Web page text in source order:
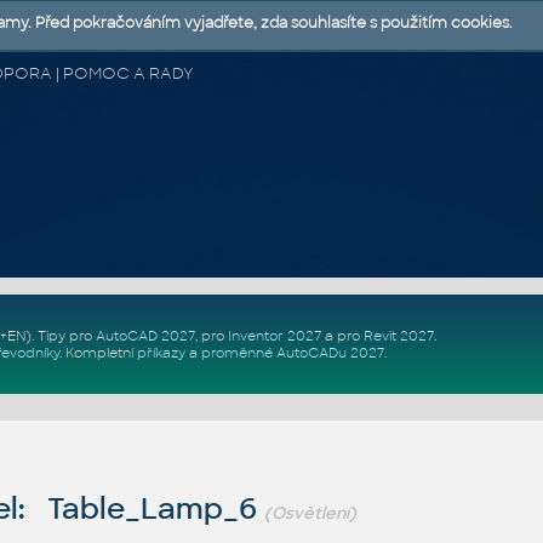
| POMOC A RADY
. Tipy pro AutoCAD 2027, pro Inventor 2027a pro Revit 2027.
. Kompletní příkazya proměnné AutoCADu 2027.
Table_Lamp_6 (Osvětlení)
Před pokračováním vyjadřete, zda souhlasíte s použitím cookies.